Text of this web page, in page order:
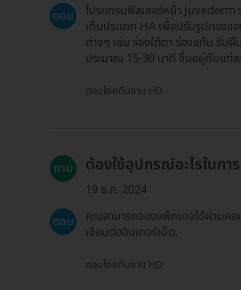
ตอบ
โปรแกรมฟิลเลอร์หน้า Juvederm
เต็มประเภท HA เพื่อปรับรูปทรง
ต่างๆ เช่น ร่องใต้ตา ร่องแก้ม ริมฝี
ประมาณ 15-30 นาที ขึ้นอยู่กับแต่
ตอบโดยทีมงาน HD
ถาม ต้องใช้อุปกรณ์อะไรในกา
19 ธ.ค. 2024
ตอบ
คุณสามารถจองแพ็กเกจได้ผ่านค
เชื่อมต่ออินเทอร์เน็ต.
ตอบโดยทีมงาน HD